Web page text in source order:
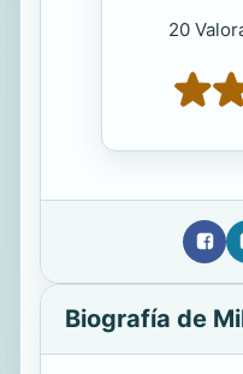
20
Biografía de